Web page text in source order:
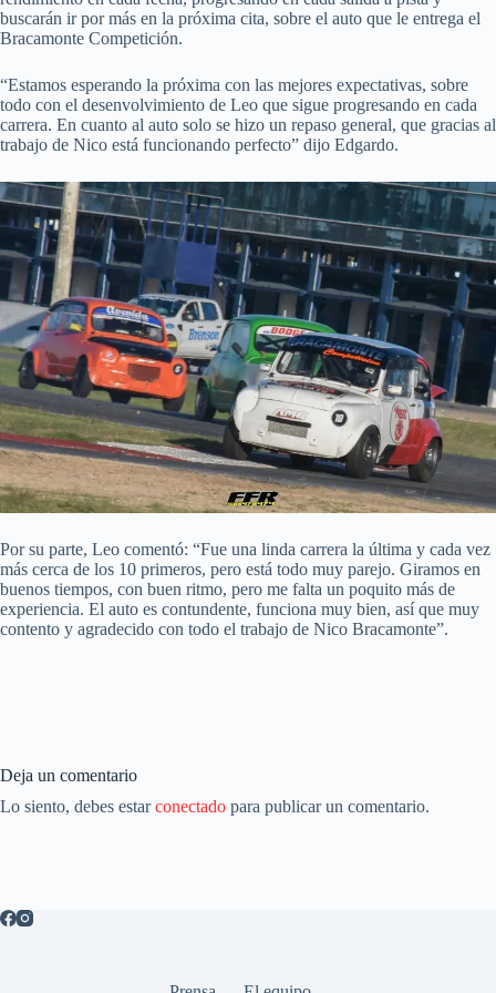
buscarán ir por más en la próxima cita, sobre el auto que le entrega el
Bracamonte Competición.
“Estamos esperando la próxima con las mejores expectativas, sobre
todo con el desenvolvimiento de Leo que sigue progresando en cada
carrera. En cuanto al auto solo se hizo un repaso general, que gracias al
trabajo de Nico está funcionando perfecto” dijo Edgardo.
Por su parte, Leo comentó: “Fue una linda carrera la última y cada vez
más cerca de los 10 primeros, pero está todo muy parejo. Giramos en
buenos tiempos, con buen ritmo, pero me falta un poquito más de
experiencia. El auto es contundente, funciona muy bien, así que muy
contento y agradecido con todo el trabajo de Nico Bracamonte”.
Deja un comentario
Lo siento, debes estarconectado para publicar un comentario.